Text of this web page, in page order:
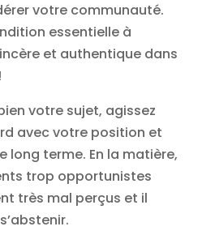
votre communauté.
essentielle à
et authentique dans
votre sujet, agissez
avec votre position et
long terme. En la matière,
trop opportunistes
très mal perçus et il